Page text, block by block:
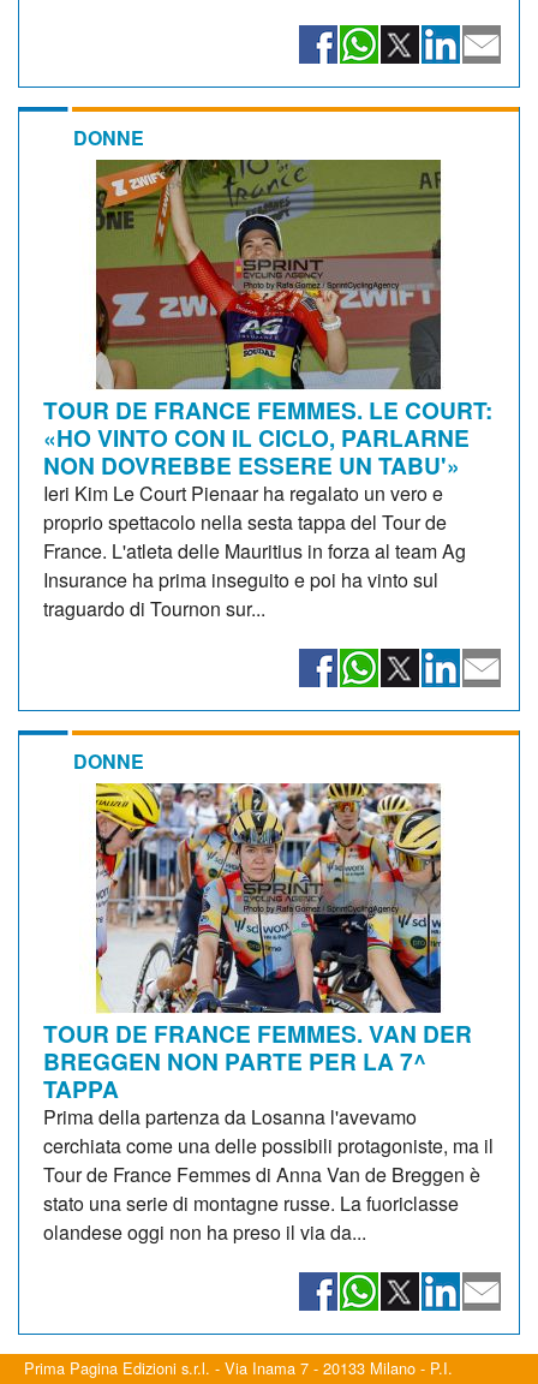
DONNE
TOUR DE FRANCE FEMMES. LE COURT:
«HO VINTO CON IL CICLO, PARLARNE
NON DOVREBBE ESSERE UN TABU'»
Ieri Kim Le Court Pienaar ha regalato un vero e
proprio spettacolo nella sesta tappa del Tour de
France. L'atleta delle Mauritius in forza al team Ag
Insurance ha prima inseguito e poi ha vinto sul
traguardo di Tournon sur...
DONNE
TOUR DE FRANCE FEMMES. VAN DER
BREGGEN NON PARTE PER LA 7^
TAPPA
Prima della partenza da Losanna l'avevamo
cerchiata come una delle possibili protagoniste, ma il
Tour de France Femmes di Anna Van de Breggen è
stato una serie di montagne russe. La fuoriclasse
olandese oggi non ha preso il via da...
Prima Pagina Edizioni s.r.l. - Via Inama 7 - 20133 Milano - P.I.